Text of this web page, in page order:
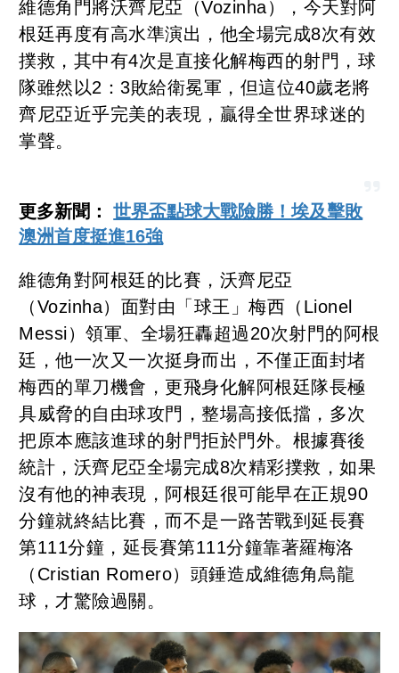
維德角門將沃齊尼亞（Vozinha），今天對阿
根廷再度有高水準演出，他全場完成8次有效
撲救，其中有4次是直接化解梅西的射門，球
隊雖然以2：3敗給衛冕軍，但這位40歲老將
齊尼亞近乎完美的表現，贏得全世界球迷的
掌聲。
更多新聞：世界盃點球大戰險勝！埃及擊敗
澳洲首度挺進16強
維德角對阿根廷的比賽，沃齊尼亞
（Vozinha）面對由「球王」梅西（Lionel
Messi）領軍、全場狂轟超過20次射門的阿根
廷，他一次又一次挺身而出，不僅正面封堵
梅西的單刀機會，更飛身化解阿根廷隊長極
具威脅的自由球攻門，整場高接低擋，多次
把原本應該進球的射門拒於門外。根據賽後
統計，沃齊尼亞全場完成8次精彩撲救，如果
沒有他的神表現，阿根廷很可能早在正規90
分鐘就終結比賽，而不是一路苦戰到延長賽
第111分鐘，延長賽第111分鐘靠著羅梅洛
（Cristian Romero）頭錘造成維德角烏龍
球，才驚險過關。